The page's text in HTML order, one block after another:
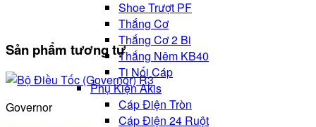
Shoe Trượt PF
Thắng Cơ
Thắng Cơ 2 Bi
Thắng Nêm KB40
Ti Nối Cáp
Phụ Kiện Akis
Cáp Điện Tròn
Cáp Điện 24 Ruột
Sản phẩm tương tự
Governor